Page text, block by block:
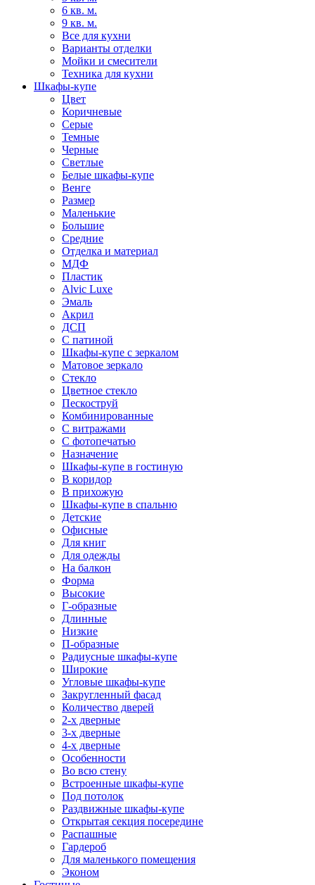
6 кв. м.
9 кв. м.
Все для кухни
Варианты отделки
Мойки и смесители
Техника для кухни
Шкафы-купе
Цвет
Коричневые
Серые
Темные
Черные
Светлые
Белые шкафы-купе
Венге
Размер
Маленькие
Большие
Средние
Отделка и материал
МДФ
Пластик
Alvic Luxe
Эмаль
Акрил
ДСП
С патиной
Шкафы-купе с зеркалом
Матовое зеркало
Стекло
Цветное стекло
Пескоструй
Комбинированные
С витражами
С фотопечатью
Назначение
Шкафы-купе в гостиную
В коридор
В прихожую
Шкафы-купе в спальню
Детские
Офисные
Для книг
Для одежды
На балкон
Форма
Высокие
Г-образные
Длинные
Низкие
П-образные
Радиусные шкафы-купе
Широкие
Угловые шкафы-купе
Закругленный фасад
Количество дверей
2-х дверные
3-х дверные
4-х дверные
Особенности
Во всю стену
Встроенные шкафы-купе
Под потолок
Раздвижные шкафы-купе
Открытая секция посередине
Распашные
Гардероб
Для маленького помещения
Эконом